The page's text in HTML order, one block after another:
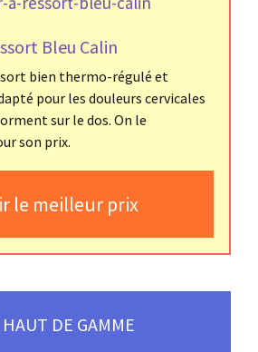
Bleu Calin
bien thermo-régulé et
pour les douleurs cervicales
sur le dos. On le
son prix.
le meilleur prix
HAUT DE GAMME